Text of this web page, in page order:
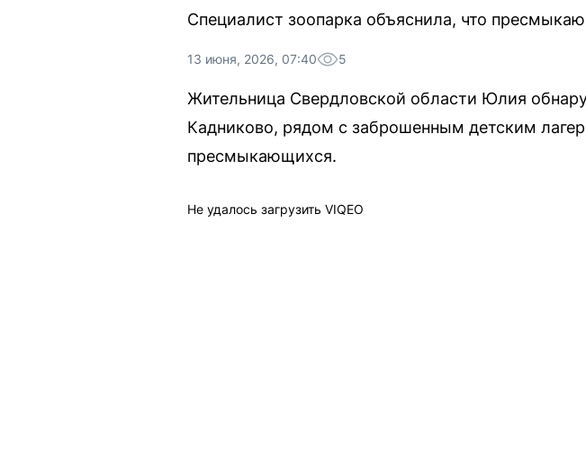
Специалист зоопарка объяснила, что
13 июня, 2026, 07:40 5
Жительница Свердловской области Юлия
Кадниково, рядом с заброшенным детским
пресмыкающихся.
Не удалось загрузить VIQEO